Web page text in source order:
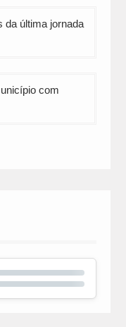
da última jornada
com